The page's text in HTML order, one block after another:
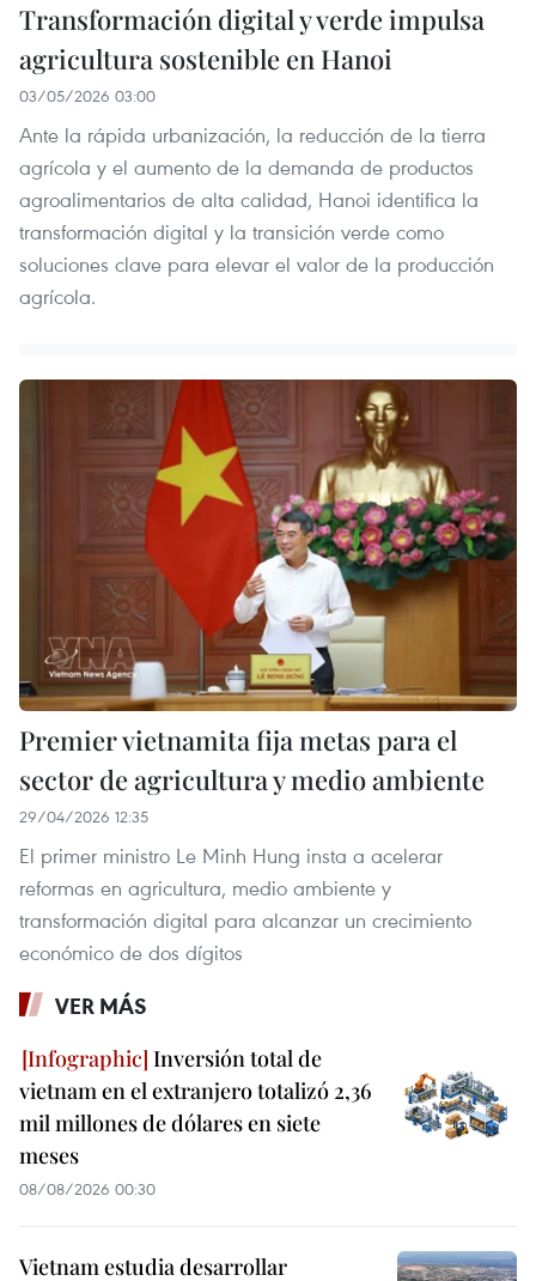
Transformación digital y verde impulsa
agricultura sostenible en Hanoi
03/05/2026 03:00
Ante la rápida urbanización, la reducción de la tierra
agrícola y el aumento de la demanda de productos
agroalimentarios de alta calidad, Hanoi identifica la
transformación digital y la transición verde como
soluciones clave para elevar el valor de la producción
agrícola.
Premier vietnamita fija metas para el
sector de agricultura y medio ambiente
29/04/2026 12:35
El primer ministro Le Minh Hung insta a acelerar
reformas en agricultura, medio ambiente y
transformación digital para alcanzar un crecimiento
económico de dos dígitos
VER MÁS
Inversión total de
vietnam en el extranjero totalizó 2,36
mil millones de dólares en siete
meses
08/08/2026 00:30
Vietnam estudia desarrollar